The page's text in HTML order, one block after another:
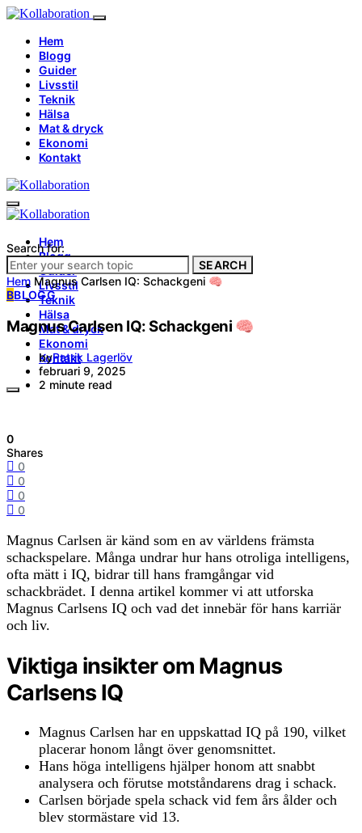
Hem
Blogg
Guider
Livsstil
Teknik
Hälsa
Mat & dryck
Ekonomi
Kontakt
Hem
Blogg
Guider
Livsstil
Teknik
Hälsa
Mat & dryck
Ekonomi
Kontakt
Search for:
SEARCH
Hem Magnus Carlsen IQ: Schackgeni 🧠
BBLOGG
Magnus Carlsen IQ: Schackgeni 🧠
byPatrik Lagerlöv
februari 9, 2025
2 minute read
0
Shares
0
0
0
0
Magnus Carlsen är känd som en av världens främsta
schackspelare. Många undrar hur hans otroliga intelligens,
ofta mätt i IQ, bidrar till hans framgångar vid
schackbrädet. I denna artikel kommer vi att utforska
Magnus Carlsens IQ och vad det innebär för hans karriär
och liv.
Viktiga insikter om Magnus
Carlsens IQ
Magnus Carlsen har en uppskattad IQ på 190, vilket
placerar honom långt över genomsnittet.
Hans höga intelligens hjälper honom att snabbt
analysera och förutse motståndarens drag i schack.
Carlsen började spela schack vid fem års ålder och
blev stormästare vid 13.